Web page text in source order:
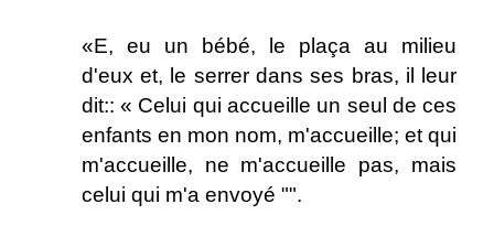
«E, eu un bébé, le plaça au milieu
d'eux et, le serrer dans ses bras, il leur
dit:: « Celui qui accueille un seul de ces
enfants en mon nom, m'accueille; et qui
m'accueille, ne m'accueille pas, mais
celui qui m'a envoyé "".